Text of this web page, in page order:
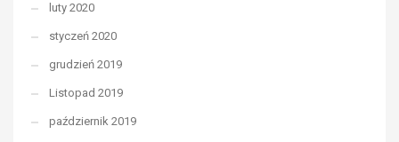
luty 2020
styczeń 2020
grudzień 2019
Listopad 2019
październik 2019